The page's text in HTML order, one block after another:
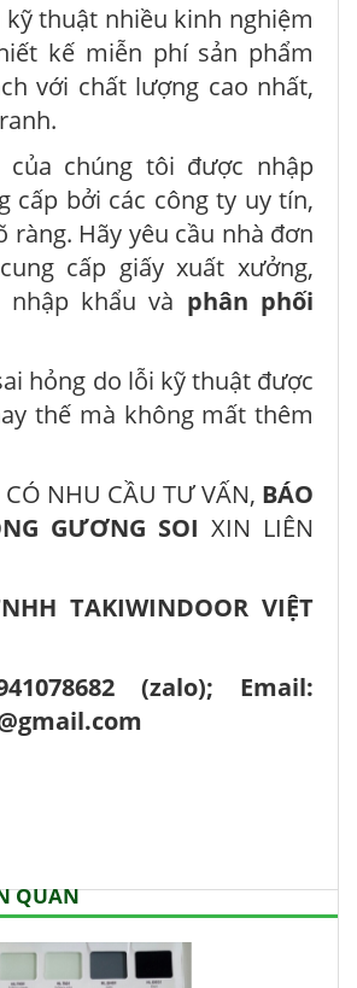
kỹ thuật nhiều kinh nghiệm
kế miễn phí sản phẩm
với chất lượng cao nhất,
của chúng tôi được nhập
cấp bởi các công ty uy tín,
ràng. Hãy yêu cầu nhà đơn
cấp giấy xuất xưởng,
nhập khẩu và phân phối
hỏng do lỗi kỹ thuật được
thế mà không mất thêm
NHU CẦU TƯ VẤN, BÁO
GƯƠNG SOI XIN LIÊN
TAKIWINDOOR VIỆT
(zalo); Email:
QUAN